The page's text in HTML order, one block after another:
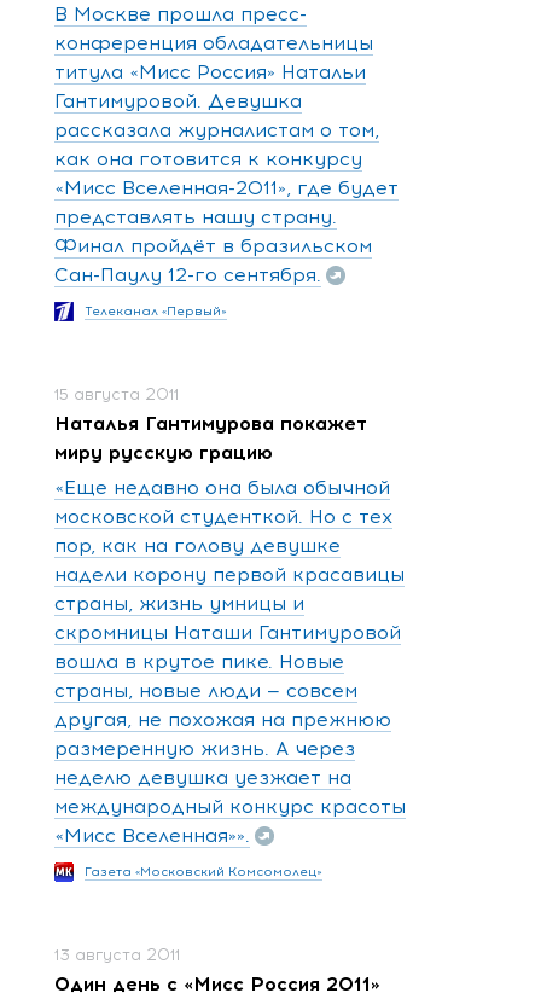
В Москве прошла пресс-
конференция обладательницы
титула «Мисс Россия» Натальи
Гантимуровой. Девушка
рассказала журналистам о том,
как она готовится к конкурсу
«Мисс Вселенная-2011», где будет
представлять нашу страну.
Финал пройдёт в бразильском
Сан-Паулу 12-го сентября.
Телеканал «Первый»
15 августа 2011
Наталья Гантимурова покажет
миру русскую грацию
«Еще недавно она была обычной
московской студенткой. Но с тех
пор, как на голову девушке
надели корону первой красавицы
страны, жизнь умницы и
скромницы Наташи Гантимуровой
вошла в крутое пике. Новые
страны, новые люди — совсем
другая, не похожая на прежнюю
размеренную жизнь. А через
неделю девушка уезжает на
международный конкурс красоты
«Мисс Вселенная»».
Газета «Московский Комсомолец»
13 августа 2011
Один день с «Мисс Россия 2011»